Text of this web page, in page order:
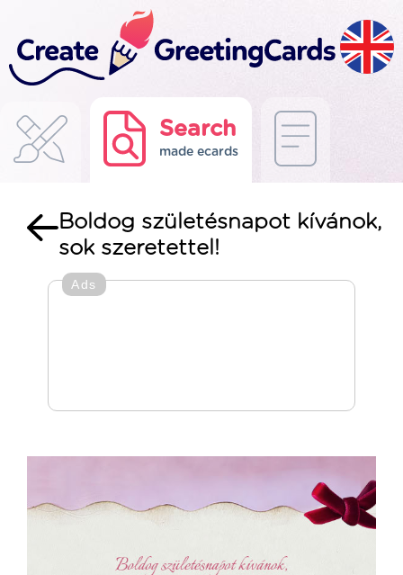
Search
made ecards
Boldog születésnapot kívánok,
sok szeretettel!
Ads